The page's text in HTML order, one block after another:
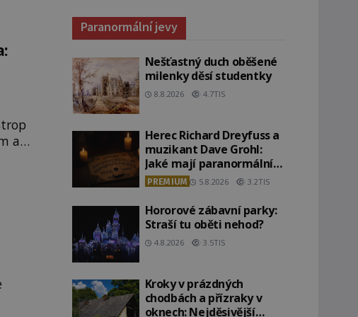
a
Paranormální jevy
Nešťastný duch oběšené
milenky děsí studentky
8.8.2026 4.7TIS
Herec Richard Dreyfuss a
muzikant Dave Grohl:
Jaké mají paranormální
zážitky?
PREMIUM 5.8.2026 3.2TIS
Hororové zábavní parky:
Straší tu oběti nehod?
4.8.2026 3.5TIS
Kroky v prázdných
chodbách a přízraky v
oknech: Nejděsivější